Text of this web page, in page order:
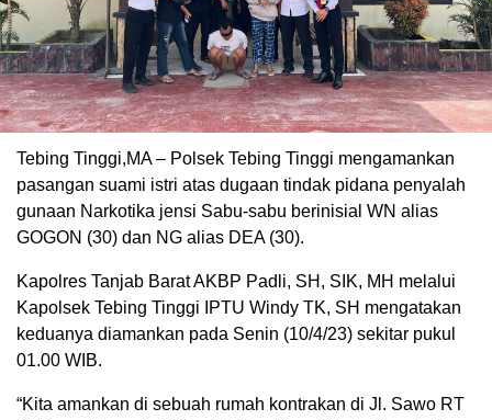
Tebing Tinggi,MA – Polsek Tebing Tinggi mengamankan
pasangan suami istri atas dugaan tindak pidana penyalah
gunaan Narkotika jensi Sabu-sabu berinisial WN alias
GOGON (30) dan NG alias DEA (30).
Kapolres Tanjab Barat AKBP Padli, SH, SIK, MH melalui
Kapolsek Tebing Tinggi IPTU Windy TK, SH mengatakan
keduanya diamankan pada Senin (10/4/23) sekitar pukul
01.00 WIB.
“Kita amankan di sebuah rumah kontrakan di Jl. Sawo RT